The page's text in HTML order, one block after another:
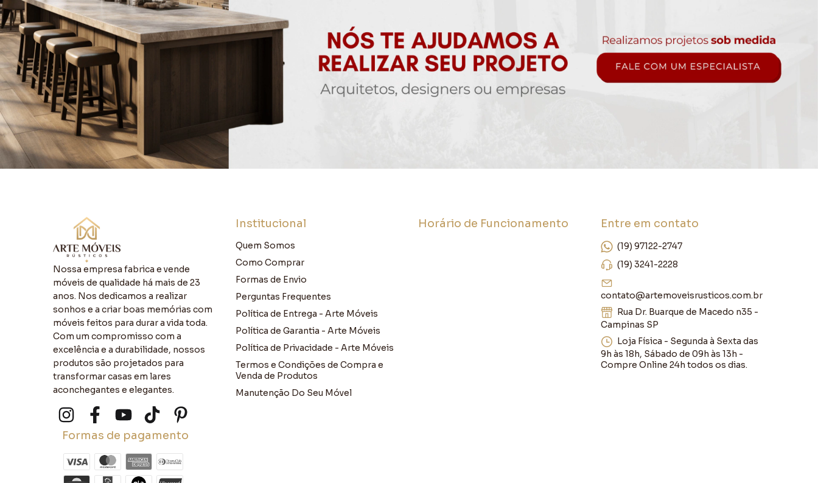
Nossa empresa fabrica e vende
móveis de qualidade há mais de 23
anos. Nos dedicamos a realizar
sonhos e a criar boas memórias com
móveis feitos para durar a vida toda.
Com um compromisso com a
excelência e a durabilidade, nossos
produtos são projetados para
transformar casas em lares
aconchegantes e elegantes.
Institucional
Quem Somos
Como Comprar
Formas de Envio
Perguntas Frequentes
Política de Entrega - Arte Móveis
Política de Garantia - Arte Móveis
Política de Privacidade - Arte Móveis
Termos e Condições de Compra e
Venda de Produtos
Manutenção Do Seu Móvel
Horário de Funcionamento Entre em contato
(19) 97122-2747
(19) 3241-2228
contato@artemoveisrusticos.com.br
Rua Dr. Buarque de Macedo n35 -
Campinas SP
Loja Física - Segunda à Sexta das
9h às 18h, Sábado de 09h às 13h -
Compre Online 24h todos os dias.
Formas de pagamento